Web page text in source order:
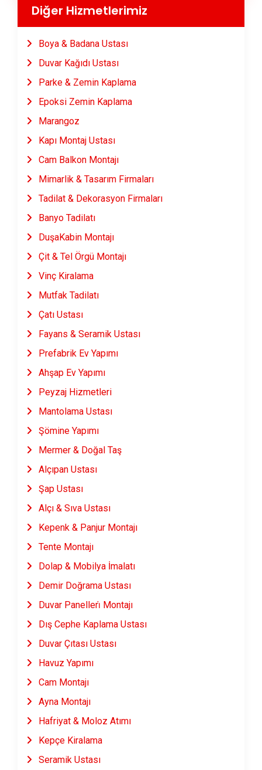
Diğer Hizmetlerimiz
Boya & Badana Ustası
Duvar Kağıdı Ustası
Parke & Zemin Kaplama
Epoksi Zemin Kaplama
Marangoz
Kapı Montaj Ustası
Cam Balkon Montajı
Mimarlik & Tasarım Firmaları
Tadilat & Dekorasyon Firmaları
Banyo Tadilatı
DuşaKabin Montajı
Çit & Tel Örgü Montajı
Vinç Kiralama
Mutfak Tadilatı
Çatı Ustası
Fayans & Seramik Ustası
Prefabrik Ev Yapımı
Ahşap Ev Yapımı
Peyzaj Hizmetleri
Mantolama Ustası
Şömine Yapımı
Mermer & Doğal Taş
Alçıpan Ustası
Şap Ustası
Alçı & Sıva Ustası
Kepenk & Panjur Montajı
Tente Montajı
Dolap & Mobilya İmalatı
Demir Doğrama Ustası
Duvar Panelleri̇ Montajı
Dış Cephe Kaplama Ustası
Duvar Çıtası Ustası
Havuz Yapımı
Cam Montajı
Ayna Montajı
Hafriyat & Moloz Atımı
Kepçe Kiralama
Seramik Ustası